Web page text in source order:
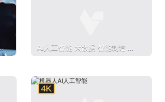
AI人工智能 大数据 智能制造 科